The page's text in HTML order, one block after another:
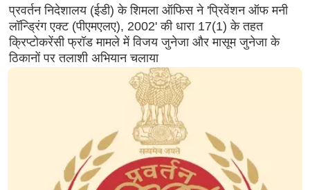
प्रवर्तन निदेशालय (ईडी) के शिमला ऑफिस ने 'प्रिवेंशन ऑफ मनी
लॉन्ड्रिंग एक्ट (पीएमएलए), 2002' की धारा 17(1) के तहत
क्रिप्टोकरेंसी फ्रॉड मामले में विजय जुनेजा और मासूम जुनेजा के
ठिकानों पर तलाशी अभियान चलाया